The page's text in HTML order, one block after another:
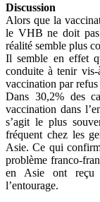
Discussion
Alors que la
le VHB ne doit pas
réalité semble plus
Il semble en effet
conduite à tenir vis-
vaccination par
Dans 30,2% des
vaccination dans
s’agit le plus
fréquent chez les
Asie. Ce qui
problème franco-
en Asie ont reçu
l’entourage.